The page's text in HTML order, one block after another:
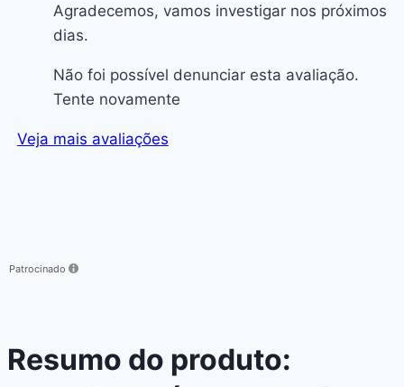
Agradecemos, vamos investigar nos próximos
dias.
Não foi possível denunciar esta avaliação.
Tente novamente
Veja mais avaliações
Patrocinado
Resumo do produto: